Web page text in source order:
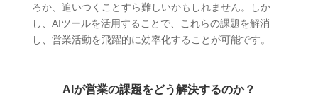
ろか、追いつくことすら難しいかもしれません。しか
し、AIツールを活用することで、これらの課題を解消
し、営業活動を飛躍的に効率化することが可能です。
AIが営業の課題をどう解決するのか？